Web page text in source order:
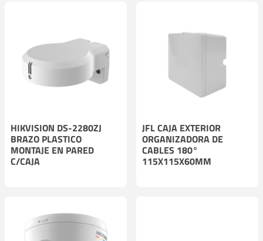
HIKVISION DS-2280ZJ
BRAZO PLASTICO
MONTAJE EN PARED
C/CAJA
JFL CAJA EXTERIOR
ORGANIZADORA DE
CABLES 180°
115X115X60MM